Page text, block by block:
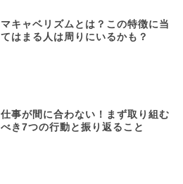
マキャベリズムとは？この特徴に当
てはまる人は周りにいるかも？
仕事が間に合わない！まず取り組む
べき7つの行動と振り返ること